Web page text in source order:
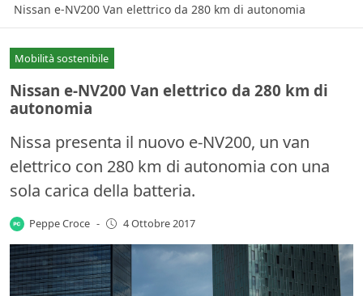
Nissan e-NV200 Van elettrico da 280 km di autonomia
Mobilità sostenibile
Nissan e-NV200 Van elettrico da 280 km di
autonomia
Nissa presenta il nuovo e-NV200, un van
elettrico con 280 km di autonomia con una
sola carica della batteria.
Peppe Croce - 4 Ottobre 2017